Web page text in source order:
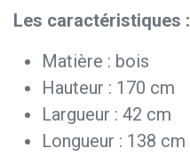
Les caractéristiques :
Matière : bois
Hauteur : 170 cm
Largueur : 42 cm
Longueur : 138 cm